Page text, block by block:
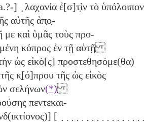
] ̣ λαχανία ἐ[σ]τ̣ὶν τὸ ὑπόλοιπον
αὐτῆς ἀπ̣ο̣-
καὶ ὑμᾶς τοὺς προ-
κόπρος ἐν τῇ αὐτῇ
ὡς εἰκὸ[ς] προστεθησόμε(θα)
κ̣[ό]πρου τῆς ὡς εἰκὸς
σελήνων(*)
πεντεκαι-
[